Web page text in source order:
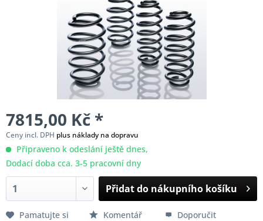
7815,00 Kč *
Ceny incl. DPH plus náklady na dopravu
Připraveno k odeslání ještě dnes,
Dodací doba cca. 3-5 pracovní dny
Přidat do nákupního košíku
Pamatujte si Komentář Doporučit